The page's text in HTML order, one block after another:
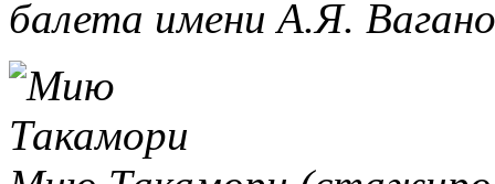
балета имени А.Я.